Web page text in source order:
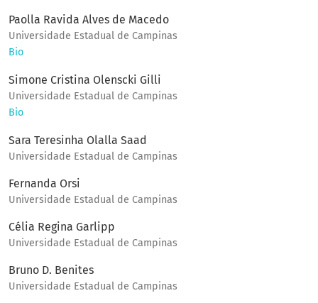
Paolla Ravida Alves de Macedo
Universidade Estadual de Campinas
Bio
Simone Cristina Olenscki Gilli
Universidade Estadual de Campinas
Bio
Sara Teresinha Olalla Saad
Universidade Estadual de Campinas
Fernanda Orsi
Universidade Estadual de Campinas
Célia Regina Garlipp
Universidade Estadual de Campinas
Bruno D. Benites
Universidade Estadual de Campinas